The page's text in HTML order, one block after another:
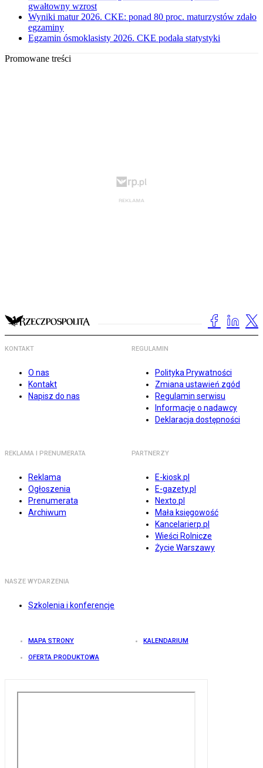
gwałtowny wzrost
Wyniki matur 2026. CKE: ponad 80 proc. maturzystów zdało
egzaminy
Egzamin ósmoklasisty 2026. CKE podała statystyki
Promowane treści
KONTAKT
O nas
Kontakt
Napisz do nas
REGULAMIN
Polityka Prywatności
Zmiana ustawień zgód
Regulamin serwisu
Informacje o nadawcy
Deklaracja dostępności
REKLAMA I PRENUMERATA
Reklama
Ogłoszenia
Prenumerata
Archiwum
PARTNERZY
E-kiosk.pl
E-gazety.pl
Nexto.pl
Mała księgowość
Kancelarierp.pl
Wieści Rolnicze
Życie Warszawy
NASZE WYDARZENIA
Szkolenia i konferencje
MAPA STRONY KALENDARIUM
OFERTA PRODUKTOWA